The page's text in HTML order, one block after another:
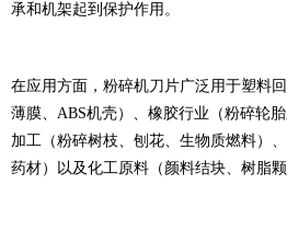
承和机架起到保护作用。
在应用方面，粉碎机刀片广泛用于塑料
薄膜、ABS机壳）、橡胶行业（粉碎轮
加工（粉碎树枝、刨花、生物质燃料）
药材）以及化工原料（颜料结块、树脂颗